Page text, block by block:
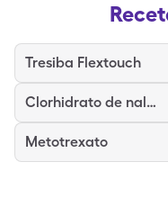
Tresiba Flextouch
Clorhidrato de naloxona
Metotrexato